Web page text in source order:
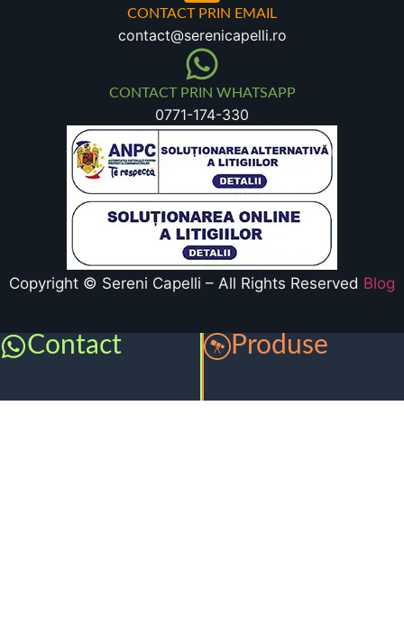
CONTACT PRIN EMAIL
contact@serenicapelli.ro
CONTACT PRIN WHATSAPP
0771-174-330
Copyright © Sereni Capelli – All Rights Reserved Blog
Contact Produse